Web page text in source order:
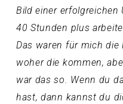
Bild einer erfolgreichen
40 Stunden plus
Das waren für mich die
woher die kommen,
war das so. Wenn du
hast, dann kannst du